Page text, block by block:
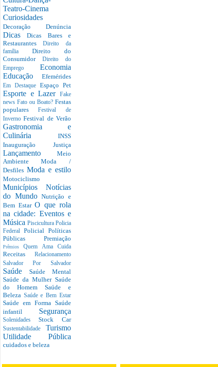
Teatro-Cinema
Curiosidades
Decoração Denúncia
DicasDicas Bares e
RestaurantesDireito da
família Direito do
Consumidor Direito do
Emprego Economia
Educação Efemérides
Em Destaque Espaço Pet
Esporte e Lazer
Fake
news Fato ou Boato? Festas
popularesFestival de
InvernoFestival de Verão
Gastronomia e
Culinária INSS
Inauguração Justiça
Lançamento Meio
AmbienteModa /
Desfiles Moda e estilo
Motociclismo
Municípios Notícias
do MundoNutrição e
Bem EstarO que rola
na cidade: Eventos e
Música Piscicultura Policia
Federal Policial Políticas
Públicas Premiação
PrêmiosQuem Ama Cuida
Receitas Relacionamento
Salvador Por Salvador
Saúde Saúde Mental
Saúde da Mulher Saúde
do Homem Saúde e
Beleza Saúde e Bem Estar
Saúde em Forma Saúde
infantil Segurança
SolenidadesStock Car
Sustentabilidade Turismo
Utilidade Pública
cuidados e beleza